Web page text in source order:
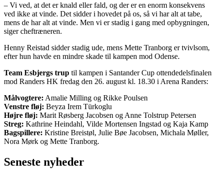
– Vi ved, at det er knald eller fald, og der er en enorm konsekvens
ved ikke at vinde. Det sidder i hovedet på os, så vi har alt at tabe,
mens de har alt at vinde. Men vi er stadig i gang med opbygningen,
siger cheftræneren.
Henny Reistad sidder stadig ude, mens Mette Tranborg er tvivlsom,
efter hun havde en mindre skade til kampen mod Odense.
Team Esbjergs trup til kampen i Santander Cup ottendedelsfinalen
mod Randers HK fredag den 26. august kl. 18.30 i Arena Randers:
Målvogtere: Amalie Milling og Rikke Poulsen
Venstre fløj: Beyza Irem Türkoglu
Højre fløj: Marit Røsberg Jacobsen og Anne Tolstrup Petersen
Streg: Kathrine Heindahl, Vilde Mortensen Ingstad og Kaja Kamp
Bagspillere: Kristine Breistøl, Julie Bøe Jacobsen, Michala Møller,
Nora Mørk og Mette Tranborg.
Seneste nyheder